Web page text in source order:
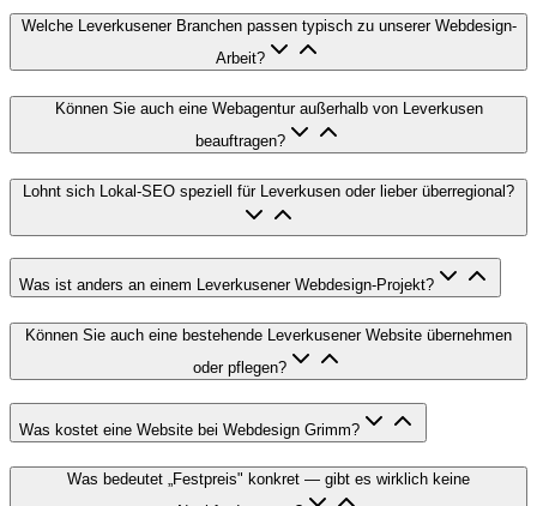
Welche Leverkusener Branchen passen typisch zu unserer Webdesign-
Arbeit?
Können Sie auch eine Webagentur außerhalb von Leverkusen
beauftragen?
Lohnt sich Lokal-SEO speziell für Leverkusen oder lieber überregional?
Was ist anders an einem Leverkusener Webdesign-Projekt?
Können Sie auch eine bestehende Leverkusener Website übernehmen
oder pflegen?
Was kostet eine Website bei Webdesign Grimm?
Was bedeutet „Festpreis" konkret — gibt es wirklich keine